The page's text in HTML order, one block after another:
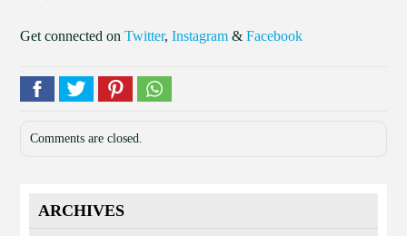
Get connected onTwitter,Instagram &Facebook
Comments are closed.
ARCHIVES